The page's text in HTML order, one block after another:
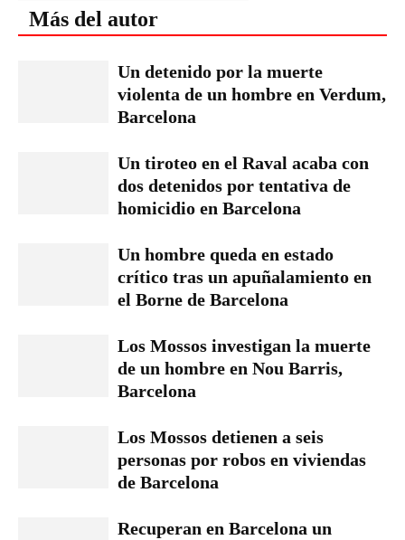
Más del autor
Un detenido por la muerte
violenta de un hombre en Verdum,
Barcelona
Un tiroteo en el Raval acaba con
dos detenidos por tentativa de
homicidio en Barcelona
Un hombre queda en estado
crítico tras un apuñalamiento en
el Borne de Barcelona
Los Mossos investigan la muerte
de un hombre en Nou Barris,
Barcelona
Los Mossos detienen a seis
personas por robos en viviendas
de Barcelona
Recuperan en Barcelona un